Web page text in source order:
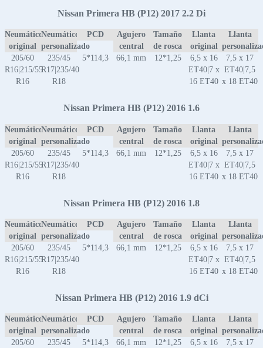
Nissan Primera HB (P12) 2017 2.2 Di
Neumático
original
Neumático
personalizado
PCD
Agujero
central
Tamaño
de rosca
Llanta
original
Llanta
205/60
R16|215/55
R16
235/45
R17|235/40
R18
5*114,3 66,1 mm 12*1,25
6,5 x 16
ET40|7 x
16 ET40
7,5 x 17
ET40|7,5
x 18 ET40
Nissan Primera HB (P12) 2016 1.6
Neumático
original
Neumático
personalizado
PCD
Agujero
central
Tamaño
de rosca
Llanta
original
Llanta
205/60
R16|215/55
R16
235/45
R17|235/40
R18
5*114,3 66,1 mm 12*1,25
6,5 x 16
ET40|7 x
16 ET40
7,5 x 17
ET40|7,5
x 18 ET40
Nissan Primera HB (P12) 2016 1.8
Neumático
original
Neumático
personalizado
PCD
Agujero
central
Tamaño
de rosca
Llanta
original
Llanta
205/60
R16|215/55
R16
235/45
R17|235/40
R18
5*114,3 66,1 mm 12*1,25
6,5 x 16
ET40|7 x
16 ET40
7,5 x 17
ET40|7,5
x 18 ET40
Nissan Primera HB (P12) 2016 1.9 dCi
Neumático
original
Neumático
personalizado
PCD
Agujero
central
Tamaño
de rosca
Llanta
original
Llanta
205/60
235/45
5*114,3 66,1 mm 12*1,25
6,5 x 16
7,5 x 17